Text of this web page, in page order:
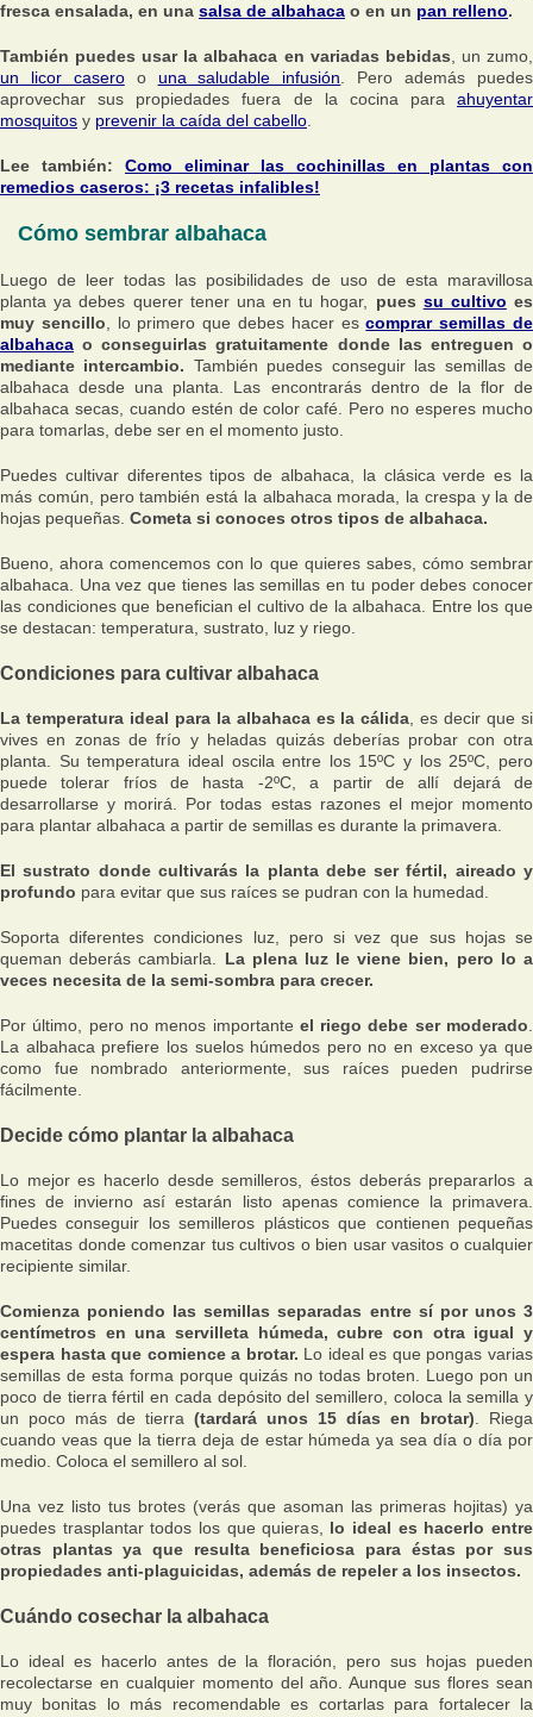
fresca ensalada, en una salsa de albahaca o en un pan relleno.
También puedes usar la albahaca en variadas bebidas , un zumo,
un licor caseroo una saludable infusión . Pero además puedes
aprovechar sus propiedades fuera de la cocina para ahuyentar
mosquitos y prevenir la caída del cabello
Lee también: Como eliminar las cochinillas en plantas con
remedios caseros: ¡3 recetas infalibles!
Cómo sembrar albahaca
Luego de leer todas las posibilidades de uso de esta maravillosa
planta ya debes querer tener una en tu hogar, pues su cultivo es
muy sencillo , lo primero que debes hacer escomprar semillas de
albahaca o conseguirlas gratuitamente donde las entreguen o
mediante intercambio. También puedes conseguir las semillas de
albahaca desde una planta. Las encontrarás dentro de la flor de
albahaca secas, cuando estén de color café. Pero no esperes mucho
para tomarlas, debe ser en el momento justo.
Puedes cultivar diferentes tipos de albahaca, la clásica verde es la
más común, pero también está la albahaca morada, la crespa y la de
hojas pequeñas. Cometa si conoces otros tipos de albahaca.
Bueno, ahora comencemos con lo que quieres sabes, cómo sembrar
albahaca. Una vez que tienes las semillas en tu poder debes conocer
las condiciones que benefician el cultivo de la albahaca. Entre los que
se destacan: temperatura, sustrato, luz y riego.
Condiciones para cultivar albahaca
La temperatura ideal para la albahaca es la cálida , es decir que si
vives en zonas de frío y heladas quizás deberías probar con otra
planta. Su temperatura ideal oscila entre los 15ºC y los 25ºC, pero
puede tolerar fríos de hasta -2ºC, a partir de allí dejará de
desarrollarse y morirá. Por todas estas razones el mejor momento
para plantar albahaca a partir de semillas es durante la primavera.
El sustrato donde cultivarás la planta debe ser fértil, aireado y
profundo para evitar que sus raíces se pudran con la humedad.
Soporta diferentes condiciones luz, pero si vez que sus hojas se
queman deberás cambiarla. La plena luz le viene bien, pero lo a
veces necesita de la semi-sombra para crecer.
Por último, pero no menos importante el riego debe ser moderado
La albahaca prefiere los suelos húmedos pero no en exceso ya que
como fue nombrado anteriormente, sus raíces pueden pudrirse
fácilmente.
Decide cómo plantar la albahaca
Lo mejor es hacerlo desde semilleros, éstos deberás prepararlos a
fines de invierno así estarán listo apenas comience la primavera.
Puedes conseguir los semilleros plásticos que contienen pequeñas
macetitas donde comenzar tus cultivos o bien usar vasitos o cualquier
recipiente similar.
Comienza poniendo las semillas separadas entre sí por unos 3
centímetros en una servilleta húmeda, cubre con otra igual y
espera hasta que comience a brotar. Lo ideal es que pongas varias
semillas de esta forma porque quizás no todas broten. Luego pon un
poco de tierra fértil en cada depósito del semillero, coloca la semilla y
un poco más de tierra (tardará unos 15 días en brotar) . Riega
cuando veas que la tierra deja de estar húmeda ya sea día o día por
medio. Coloca el semillero al sol.
Una vez listo tus brotes (verás que asoman las primeras hojitas) ya
puedes trasplantar todos los que quieras, lo ideal es hacerlo entre
otras plantas ya que resulta beneficiosa para éstas por sus
propiedades anti-plaguicidas, además de repeler a los insectos.
Cuándo cosechar la albahaca
Lo ideal es hacerlo antes de la floración, pero sus hojas pueden
recolectarse en cualquier momento del año. Aunque sus flores sean
muy bonitas lo más recomendable es cortarlas para fortalecer la